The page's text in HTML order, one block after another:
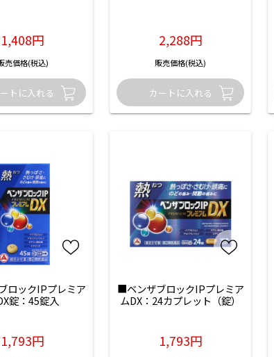
1,408円
売価格(税込)
2,288円
販売価格(税込)
ロックIPプレミア
錠：45錠入
1,793円
■ベンザブロックIPプレミア
ムDX：24カプレット（錠）
1,793円